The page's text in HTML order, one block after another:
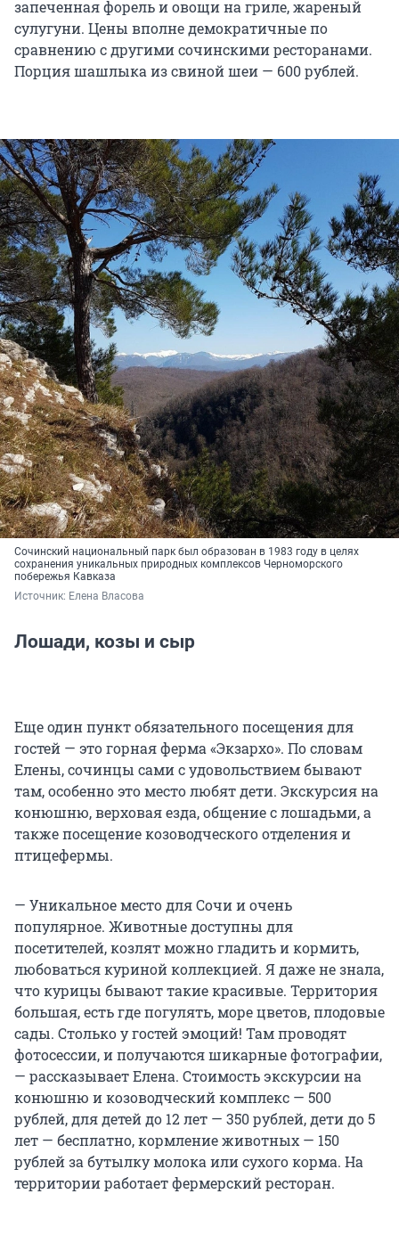
запеченная форель и овощи на гриле, жареный
сулугуни. Цены вполне демократичные по
сравнению с другими сочинскими ресторанами.
Порция шашлыка из свиной шеи — 600 рублей.
Сочинский национальный парк был образован в 1983 году в целях
сохранения уникальных природных комплексов Черноморского
побережья Кавказа
Источник: Елена Власова
Лошади, козы и сыр
Еще один пункт обязательного посещения для
гостей — это горная ферма «Экзархо». По словам
Елены, сочинцы сами с удовольствием бывают
там, особенно это место любят дети. Экскурсия на
конюшню, верховая езда, общение с лошадьми, а
также посещение козоводческого отделения и
птицефермы.
— Уникальное место для Сочи и очень
популярное. Животные доступны для
посетителей, козлят можно гладить и кормить,
любоваться куриной коллекцией. Я даже не знала,
что курицы бывают такие красивые. Территория
большая, есть где погулять, море цветов, плодовые
сады. Столько у гостей эмоций! Там проводят
фотосессии, и получаются шикарные фотографии,
— рассказывает Елена. Стоимость экскурсии на
конюшню и козоводческий комплекс — 500
рублей, для детей до 12 лет — 350 рублей, дети до 5
лет — бесплатно, кормление животных — 150
рублей за бутылку молока или сухого корма. На
территории работает фермерский ресторан.